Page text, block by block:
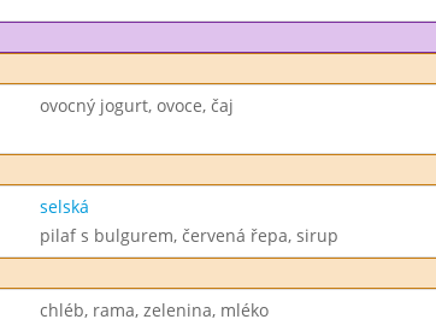
ovocný jogurt, ovoce, čaj
selská
pilaf s bulgurem, červená řepa, sirup
chléb, rama, zelenina, mléko